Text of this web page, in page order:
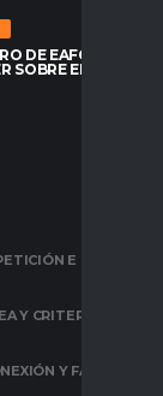
DE EAFC26:
SOBRE EL
E
Y CRITERIO DE
Y FALTA DE